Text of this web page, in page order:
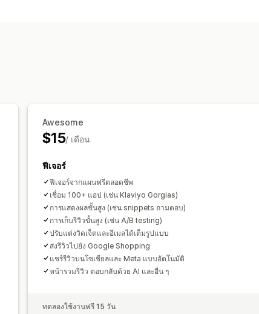
จสอบการย้าย
Awesome
$15/ เดือน
ฟีเจอร์
ฟีเจอร์จากแผนฟรีตลอดชีพ
เชื่อม 100+ แอป (เช่น Klaviyo Gorgias)
การแสดงผลขั้นสูง (เช่น snippets ถามตอบ)
การเก็บรีวิวขั้นสูง (เช่น A/B testing)
ปรับแต่งวิดเจ็ตและอีเมลได้เต็มรูปแบบ
ส่งรีวิวไปยัง Google Shopping
แชร์รีวิวบนโซเชียลและ Meta แบบอัตโนมัติ
หน้ารวมรีวิว ตอบกลับด้วย AI และอื่น ๆ
ทดลองใช้งานฟรี 15 วัน